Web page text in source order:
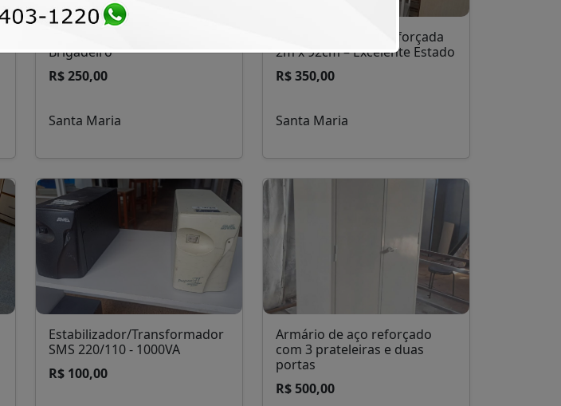
Brigadeiro
R$ 250,00
Santa Maria
Prateleira de Aço Reforçada
2m x 92cm – Excelente Estado
R$ 350,00
Santa Maria
Estabilizador/Transformador
SMS 220/110 - 1000VA
R$ 100,00
Armário de aço reforçado
com 3 prateleiras e duas
portas
R$ 500,00